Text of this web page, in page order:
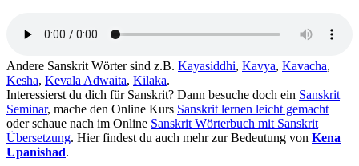
Andere Sanskrit Wörter sind z.B. Kayasiddhi, Kavya, Kavacha,
Kesha, Kevala Adwaita, Kilaka.
Interessierst du dich für Sanskrit? Dann besuche doch ein Sanskrit
Seminar, mache den Online Kurs Sanskrit lernen leicht gemacht
oder schaue nach im Online Sanskrit Wörterbuch mit Sanskrit
Übersetzung. Hier findest du auch mehr zur Bedeutung von Kena
Upanishad.